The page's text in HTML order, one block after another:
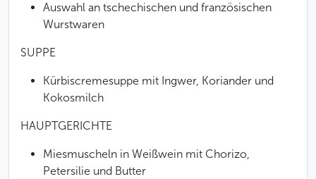
Auswahl an tschechischen und französischen
Wurstwaren
SUPPE
Kürbiscremesuppe mit Ingwer, Koriander und
Kokosmilch
HAUPTGERICHTE
Miesmuscheln in Weißwein mit Chorizo,
Petersilie und Butter